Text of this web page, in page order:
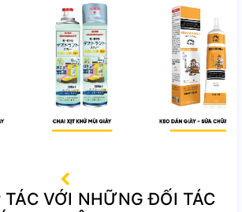
TÁC VỚI NHỮNG ĐỐI TÁC